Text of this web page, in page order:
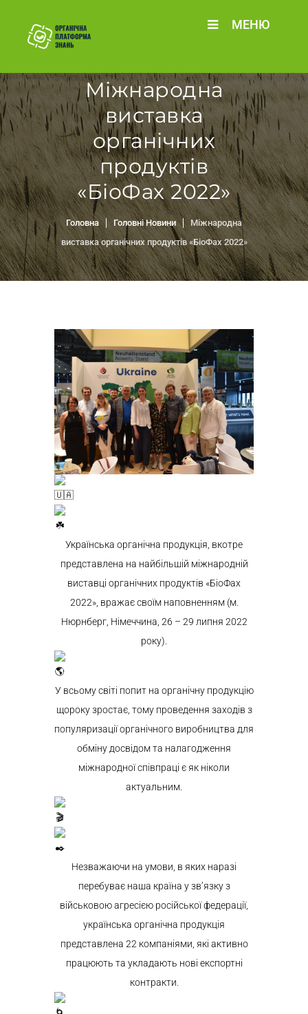
МЕНЮ
Міжнародна
виставка
органічних
продуктів
«БіоФах 2022»
Головна Головні Новини
Міжнародна
виставка органічних продуктів «БіоФах 2022»
Українська органічна продукція, вкотре
представлена на найбільшій міжнародній
виставці органічних продуктів «БіоФах
2022», вражає своїм наповненням (м.
Нюрнберг, Німеччина, 26 – 29 липня 2022
року).
У всьому світі попит на органічну продукцію
щороку зростає, тому проведення заходів з
популяризації органічного виробництва для
обміну досвідом та налагодження
міжнародної співпраці є як ніколи
актуальним.
Незважаючи на умови, в яких наразі
перебуває наша країна у зв’язку з
військовою агресією російської федерації,
українська органічна продукція
представлена 22 компаніями, які активно
працюють та укладають нові експортні
контракти.